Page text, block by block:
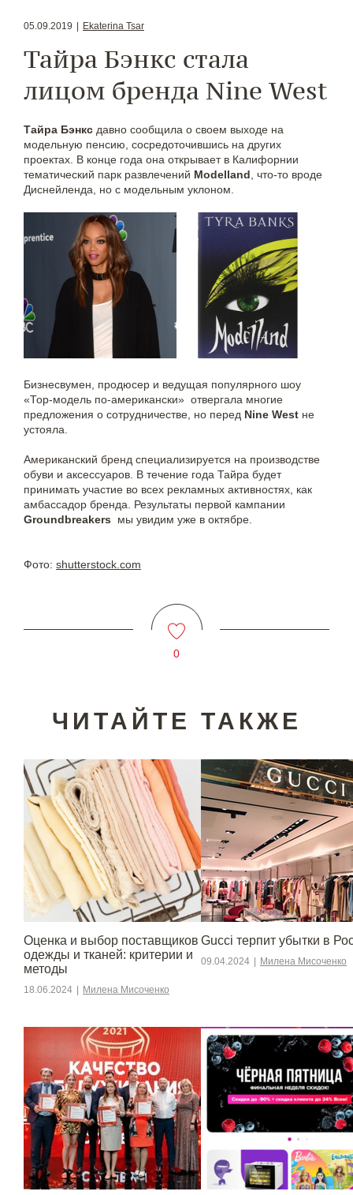
05.09.2019 Ekaterina Tsar
Тайра Бэнкс стала
лицом бренда Nine West
Тайра Бэнкс давно сообщила о своем выходе на
модельную пенсию, сосредоточившись на других
проектах. В конце года она открывает в Калифорнии
тематический парк развлечений Modelland , что-то вроде
Диснейленда, но с модельным уклоном.
Бизнесвумен, продюсер и ведущая популярного шоу
«Тор-модель по-американски» отвергала многие
предложения о сотрудничестве, но перед Nine West не
устояла.
Американский бренд специализируется на производстве
обуви и аксессуаров. В течение года Тайра будет
принимать участие во всех рекламных активностях, как
амбассадор бренда. Результаты первой кампании
Groundbreakers мы увидим уже в октябре.
Фото: shutterstock.com
0
ЧИТАЙТЕ ТАКЖЕ
Оценка и выбор поставщиков
одежды и тканей: критерии и
методы
18.06.2024 Милена Мисоченко
Gucci терпит убытки в
09.04.2024 Милена Мисоченко